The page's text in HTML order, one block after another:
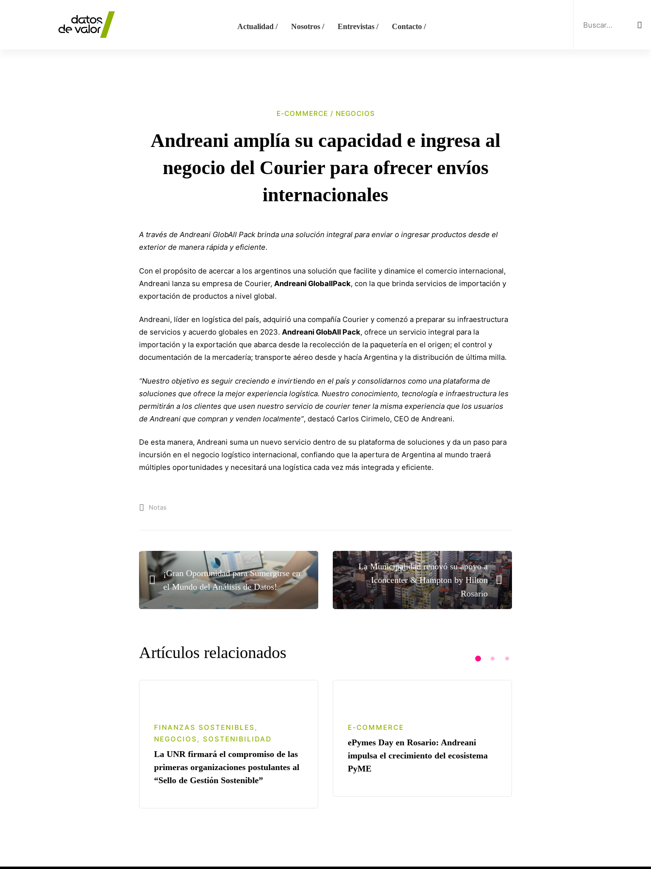
Actualidad / Nosotros / Entrevistas / Contacto /
e
ingresa
al
negocio
del
Courier
para
envíos
internacionales
E-COMMERCE / NEGOCIOS
Andreani amplía su capacidad e ingresa al
negocio del Courier para ofrecer envíos
internacionales
A través de Andreani GlobAll Pack brinda una solución integral para enviar o ingresar productos desde el
exterior de manera rápida y eficiente.
Con el propósito de acercar a los argentinos una solución que facilite y dinamice el comercio internacional,
Andreani lanza su empresa de Courier, Andreani GloballPack, con la que brinda servicios de importación y
exportación de productos a nivel global.
Andreani, líder en logística del país, adquirió una compañía Courier y comenzó a preparar su infraestructura
de servicios y acuerdo globales en 2023. Andreani GlobAll Pack, ofrece un servicio integral para la
importación y la exportación que abarca desde la recolección de la paquetería en el origen; el control y
documentación de la mercadería; transporte aéreo desde y hacía Argentina y la distribución de última milla.
“Nuestro objetivo es seguir creciendo e invirtiendo en el país y consolidarnos como una plataforma de
soluciones que ofrece la mejor experiencia logística. Nuestro conocimiento, tecnología e infraestructura les
permitirán a los clientes que usen nuestro servicio de courier tener la misma experiencia que los usuarios
de Andreani que compran y venden localmente”, destacó Carlos Cirimelo, CEO de Andreani.
De esta manera, Andreani suma un nuevo servicio dentro de su plataforma de soluciones y da un paso para
incursión en el negocio logístico internacional, confiando que la apertura de Argentina al mundo traerá
múltiples oportunidades y necesitará una logística cada vez más integrada y eficiente.
Notas
¡Gran Oportunidad para Sumergirse en
el Mundo del Análisis de Datos!
La Municipalidad renovó su apoyo a
Iconcenter & Hampton by Hilton
Rosario
Artículos relacionados
FINANZAS SOSTENIBLES,
NEGOCIOS, SOSTENIBILIDAD
La UNR firmará el compromiso de las
primeras organizaciones postulantes al
“Sello de Gestión Sostenible”
E-COMMERCE
ePymes Day en Rosario: Andreani
impulsa el crecimiento del ecosistema
PyME